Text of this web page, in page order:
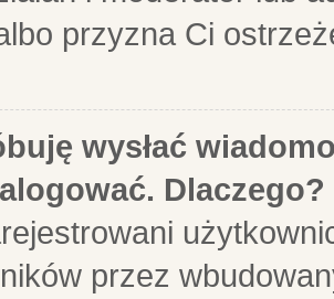
przyzna Ci
wysłać
Dlaczego?
przez